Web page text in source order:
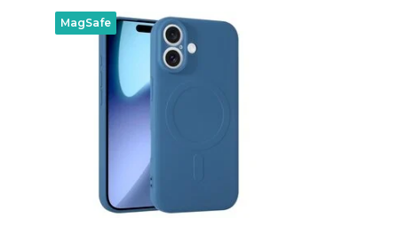
MagSafe